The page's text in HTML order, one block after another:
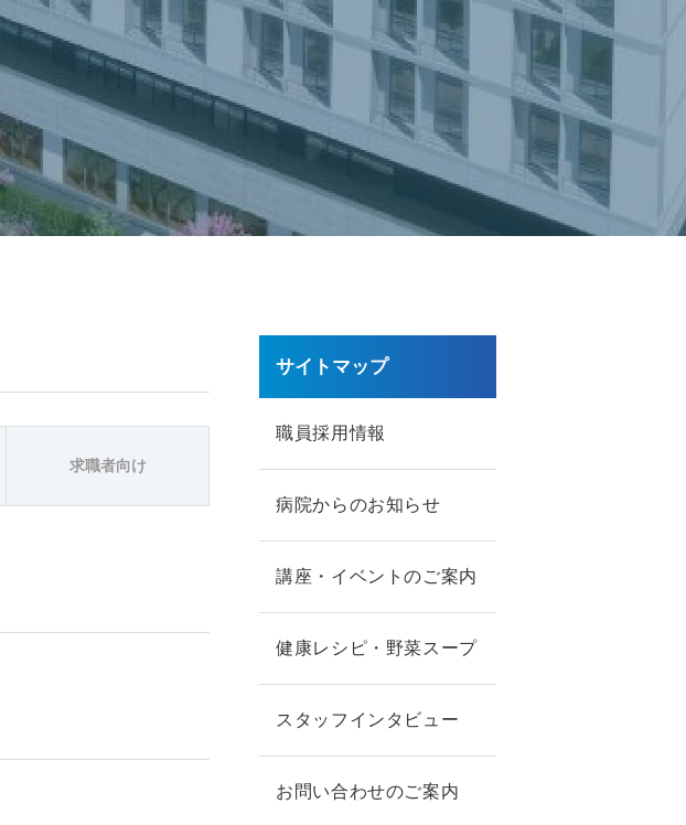
求職者向け
サイトマップ
職員採用情報
病院からのお知らせ
講座・イベントのご案内
健康レシピ・野菜スープ
スタッフインタビュー
お問い合わせのご案内